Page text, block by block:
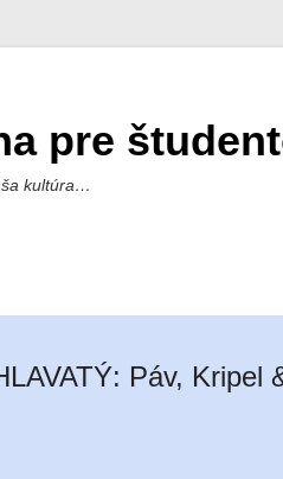
pre
kultúra…
Páv, Kripel